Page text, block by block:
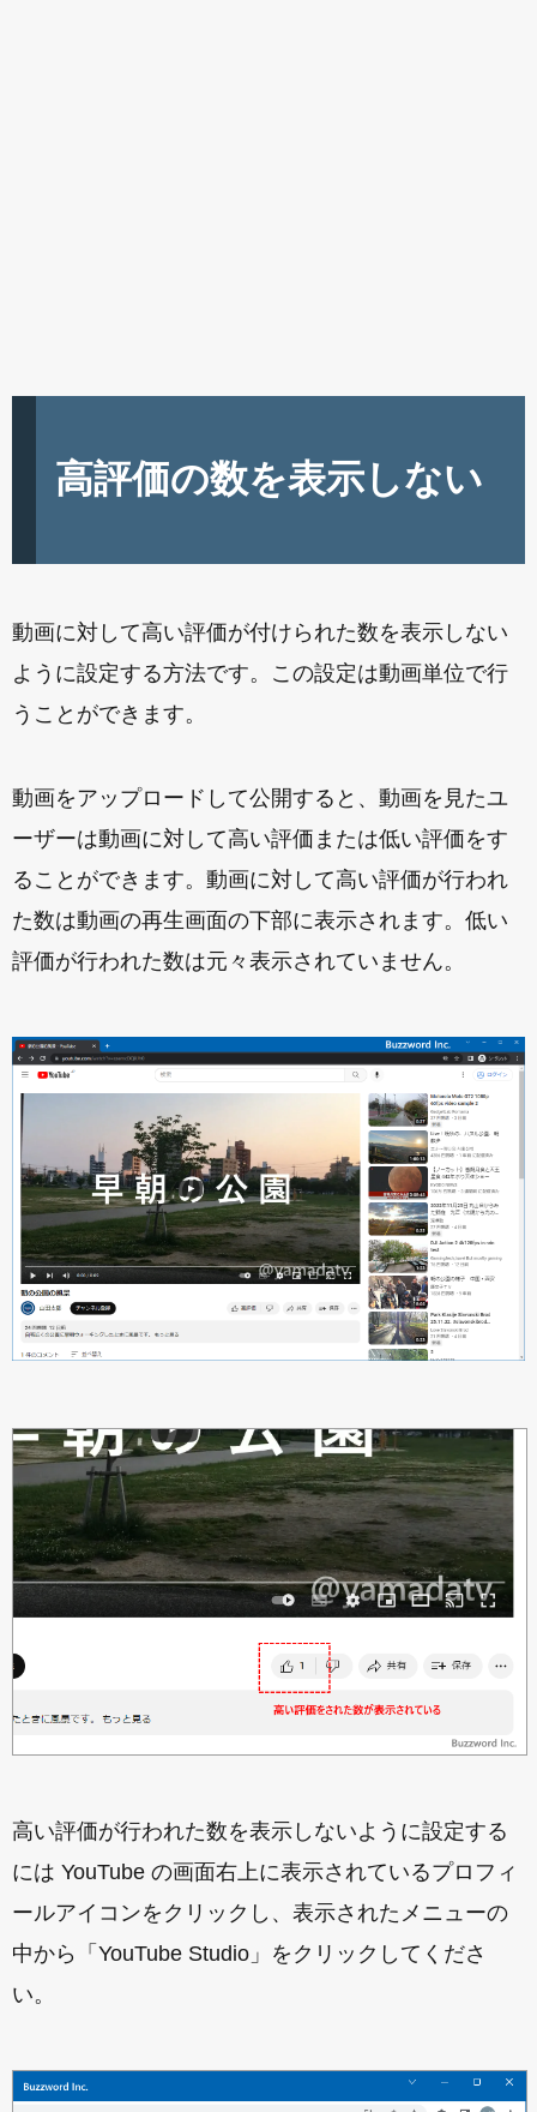
高評価の数を表示しない
動画に対して高い評価が付けられた数を表示しない
ように設定する方法です。この設定は動画単位で行
うことができます。
動画をアップロードして公開すると、動画を見たユ
ーザーは動画に対して高い評価または低い評価をす
ることができます。動画に対して高い評価が行われ
た数は動画の再生画面の下部に表示されます。低い
評価が行われた数は元々表示されていません。
高い評価が行われた数を表示しないように設定する
には YouTube の画面右上に表示されているプロフィ
ールアイコンをクリックし、表示されたメニューの
中から「YouTube Studio」をクリックしてくださ
い。